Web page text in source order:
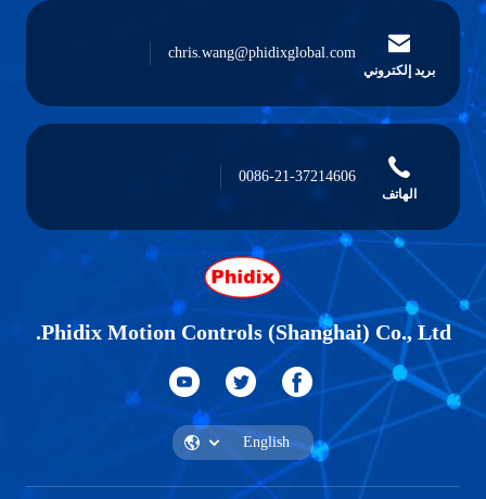
بريد إلكتروني
chris.wang@phidixglobal.com
الهاتف
0086-21-37214606
Phidix Motion Controls (Shanghai) Co., Ltd.